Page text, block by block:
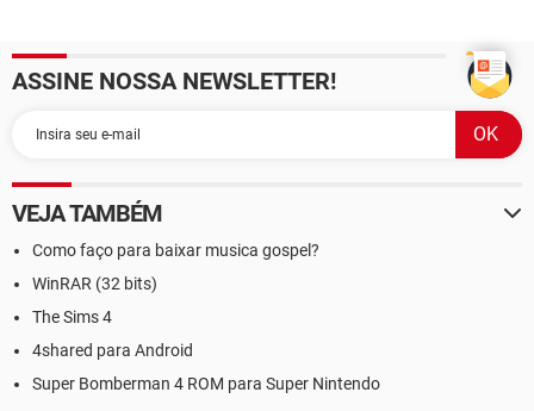
ASSINE NOSSA NEWSLETTER!
VEJA TAMBÉM
Como faço para baixar musica gospel?
WinRAR (32 bits)
The Sims 4
4shared para Android
Super Bomberman 4 ROM para Super Nintendo